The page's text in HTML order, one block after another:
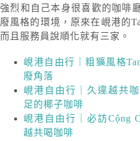
強烈和自己本身很喜歡的咖啡
廢風格的環境，原來在峴港的
而且服務員說順化就有三家。
峴港自由行｜粗獷風格
廢角落
峴港自由行｜久違越共
足的椰子咖啡
峴港自由行｜必訪Cộng
越共喝咖啡